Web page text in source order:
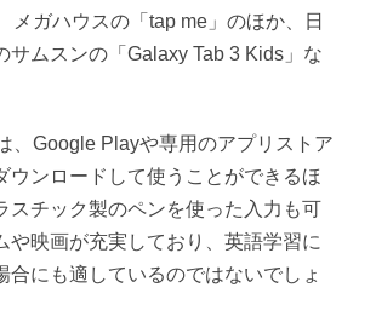
メガハウスの「tap me」のほか、日
サムスンの「Galaxy Tab 3 Kids」な
、Google Playや専用のアプリストア
ウンロードして使うことができるほ
スチック製のペンを使った入力も可
や映画が充実しており、英語学習に
合にも適しているのではないでしょ